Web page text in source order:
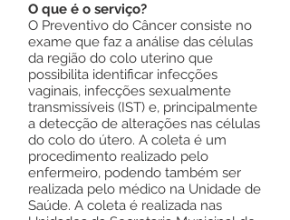
O que é o serviço?
O Preventivo do Câncer consiste no
exame que faz a análise das células
da região do colo uterino que
possibilita identificar infecções
vaginais, infecções sexualmente
transmissíveis (IST) e, principalmente
a detecção de alterações nas células
do colo do útero. A coleta é um
procedimento realizado pelo
enfermeiro, podendo também ser
realizada pelo médico na Unidade de
Saúde. A coleta é realizada nas